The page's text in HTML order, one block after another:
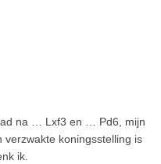
na … Lxf3 en … Pd6, mijn
koningsstelling is
ik.